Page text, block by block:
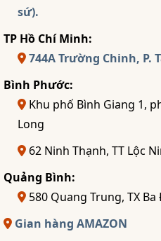
sứ).
TP Hồ Chí Minh:
744A Trường Chinh, P.
Bình Phước:
Khu phố Bình Giang 1,
Long
62 Ninh Thạnh, TT Lộc
Quảng Bình:
580 Quang Trung, TX
Gian hàng AMAZON